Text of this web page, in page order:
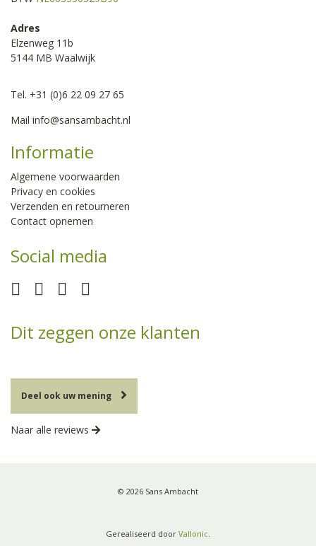
Adres
Elzenweg 11b
5144 MB Waalwijk
Tel. +31 (0)6 22 09 27 65
Mail info@sansambacht.nl
Informatie
Algemene voorwaarden
Privacy en cookies
Verzenden en retourneren
Contact opnemen
Social media
Dit zeggen onze klanten
Deel ook uw mening
Naar alle reviews
© 2026 Sans Ambacht
Gerealiseerd door Vallonic